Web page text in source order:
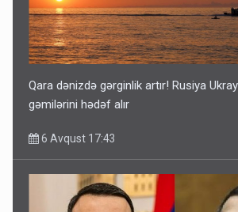
Qara dənizdə gərginlik artır! Rusiya
gəmilərini hədəf alır
6 Avqust 17:43